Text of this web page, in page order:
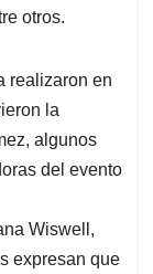
otros.
realizaron en
la
algunos
del evento
Wiswell,
expresan que